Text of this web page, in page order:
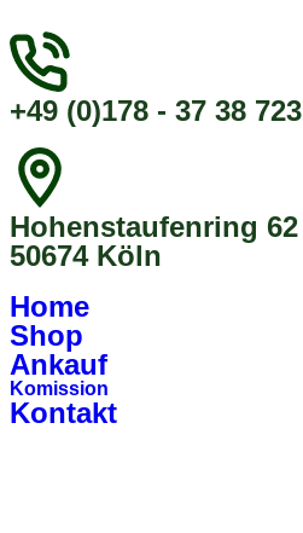
+49 (0)178 - 37 38 723
Hohenstaufenring 62
50674 Köln
Home
Shop
Ankauf
Komission
Kontakt